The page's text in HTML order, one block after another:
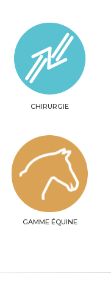
CHIRURGIE
GAMME ÉQUINE